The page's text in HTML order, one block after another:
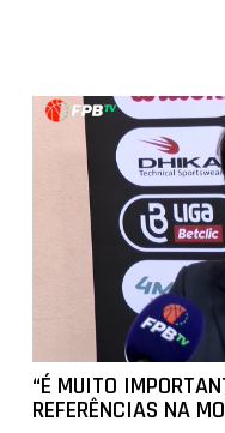
“É MUITO
REFERÊNCIAS NA